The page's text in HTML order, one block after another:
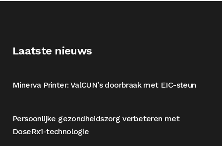
Laatste nieuws
Minerva Printer: ValCUN’s doorbraak met EIC-steun
Persoonlijke gezondheidszorg verbeteren met
DoseRx1-technologie